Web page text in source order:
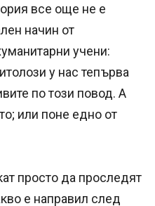
все още не е
начин от
учени:
у нас тепърва
по този повод. А
или поне едно от
просто да проследят
е направил след